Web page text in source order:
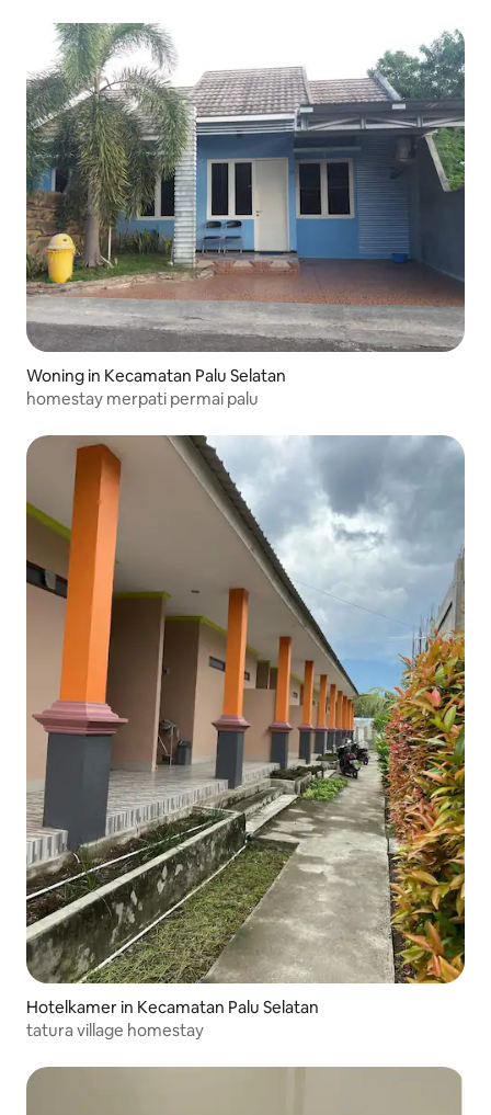
Woning in Kecamatan Palu Selatan
homestay merpati permai palu
Hotelkamer in Kecamatan Palu Selatan
tatura village homestay